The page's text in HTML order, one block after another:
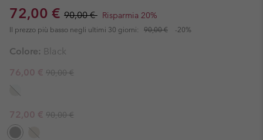
Sale price:
72,00 € Regular price:
90,00 € Risparmia 20%
Il prezzo più basso negli ultimi 30 giorni: 90,00 € -20%
Colore: Black
Sale price:
76,00 € Regular price:
90,00 €
Sale price:
72,00 € Regular price:
90,00 €